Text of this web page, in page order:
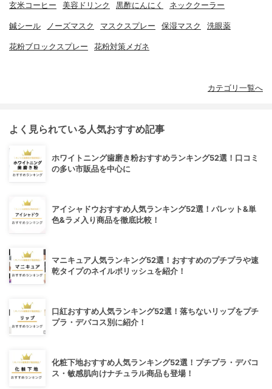
玄米コーヒー 美容ドリンク 黒酢にんにく ネッククーラー
鍼シール ノーズマスク マスクスプレー 保湿マスク 洗眼薬
花粉ブロックスプレー 花粉対策メガネ
カテゴリ一覧へ
よく見られている人気おすすめ記事
ホワイトニング歯磨き粉おすすめランキング52選！口コミ
の多い市販品を中心に
アイシャドウおすすめ人気ランキング52選！パレット&単
色&ラメ入り商品を徹底比較！
マニキュア人気ランキング52選！おすすめのプチプラや速
乾タイプのネイルポリッシュを紹介！
口紅おすすめ人気ランキング52選！落ちないリップをプチ
プラ・デパコス別に紹介！
化粧下地おすすめ人気ランキング52選！プチプラ・デパコ
ス・敏感肌向けナチュラル商品も登場！